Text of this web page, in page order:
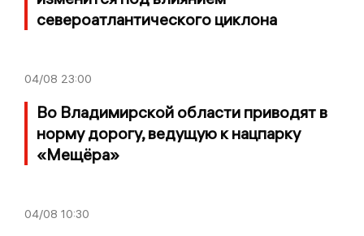
североатлантического циклона
04/08 23:00
Во Владимирской области приводят в
норму дорогу, ведущую к нацпарку
«Мещёра»
04/08 10:30